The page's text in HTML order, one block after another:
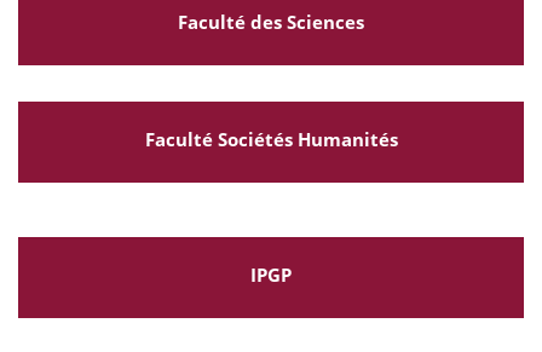
Faculté des Sciences
Faculté Sociétés Humanités
IPGP